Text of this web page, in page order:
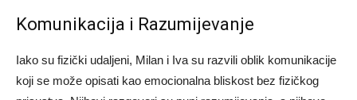
Komunikacija i Razumijevanje
Iako su fizički udaljeni, Milan i Iva su razvili oblik komunikacije
koji se može opisati kao emocionalna bliskost bez fizičkog